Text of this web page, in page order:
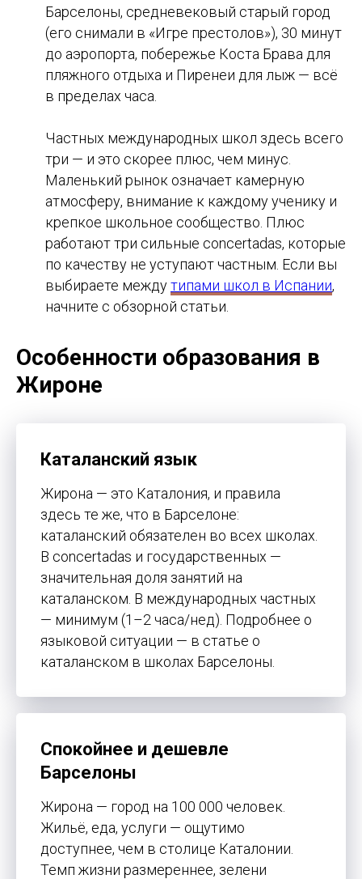
Барселоны, средневековый старый город
(его снимали в «Игре престолов»), 30 минут
до аэропорта, побережье Коста Брава для
пляжного отдыха и Пиренеи для лыж — всё
в пределах часа.
Частных международных школ здесь всего
три — и это скорее плюс, чем минус.
Маленький рынок означает камерную
атмосферу, внимание к каждому ученику и
крепкое школьное сообщество. Плюс
работают три сильные concertadas, которые
по качеству не уступают частным. Если вы
выбираете междутипами школ в Испании,
начните с обзорной статьи.
Особенности образования в
Жироне
Каталанский язык
Жирона — это Каталония, и правила
здесь те же, что в Барселоне:
каталанский обязателен во всех школах.
В concertadas и государственных —
значительная доля занятий на
каталанском. В международных частных
— минимум (1–2 часа/нед). Подробнее о
языковой ситуации — в статье о
каталанском в школах Барселоны.
Спокойнее и дешевле
Барселоны
Жирона — город на 100 000 человек.
Жильё, еда, услуги — ощутимо
доступнее, чем в столице Каталонии.
Темп жизни размереннее, зелени